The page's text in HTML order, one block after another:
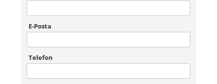
E-Posta
Telefon